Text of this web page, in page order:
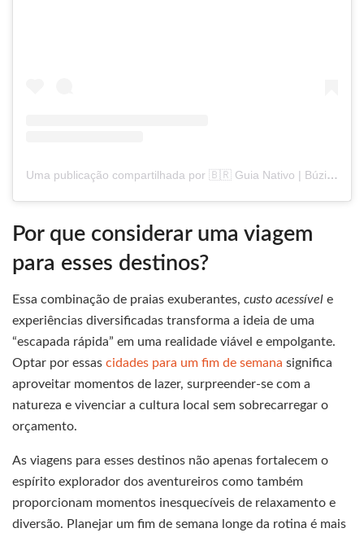
Uma publicação compartilhada por 🇧🇷 Guia Nativo | Búzios 🇧🇷 (@guianativobuzios)
Por que considerar uma viagem
para esses destinos?
Essa combinação de praias exuberantes, custo acessível e
experiências diversificadas transforma a ideia de uma
“escapada rápida” em uma realidade viável e empolgante.
Optar por essas cidades para um fim de semana significa
aproveitar momentos de lazer, surpreender-se com a
natureza e vivenciar a cultura local sem sobrecarregar o
orçamento.
As viagens para esses destinos não apenas fortalecem o
espírito explorador dos aventureiros como também
proporcionam momentos inesquecíveis de relaxamento e
diversão. Planejar um fim de semana longe da rotina é mais